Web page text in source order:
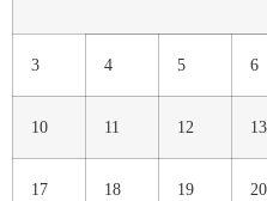
3 4 5 6
10 11 12 13
17 18 19 20